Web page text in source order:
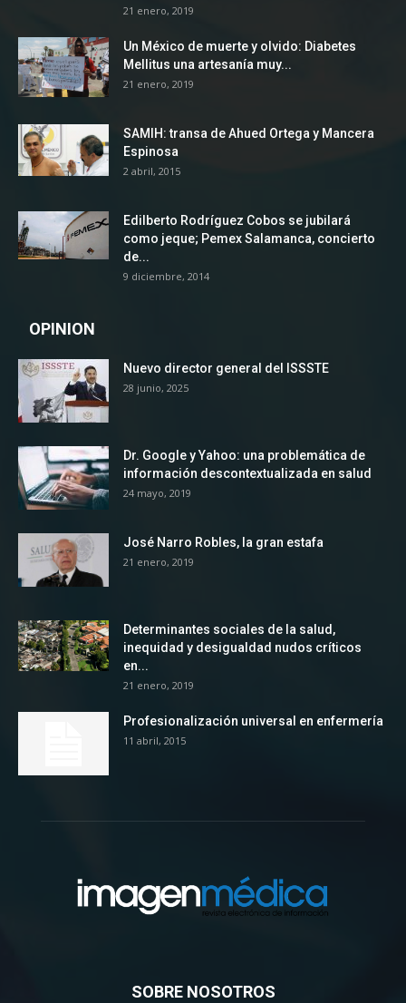
21 enero, 2019
Un México de muerte y olvido: Diabetes
Mellitus una artesanía muy...
21 enero, 2019
SAMIH: transa de Ahued Ortega y Mancera
Espinosa
2 abril, 2015
Edilberto Rodríguez Cobos se jubilará
como jeque; Pemex Salamanca, concierto
de...
9 diciembre, 2014
OPINION
Nuevo director general del ISSSTE
28 junio, 2025
Dr. Google y Yahoo: una problemática de
información descontextualizada en salud
24 mayo, 2019
José Narro Robles, la gran estafa
21 enero, 2019
Determinantes sociales de la salud,
inequidad y desigualdad nudos críticos
en...
21 enero, 2019
Profesionalización universal en enfermería
11 abril, 2015
SOBRE NOSOTROS